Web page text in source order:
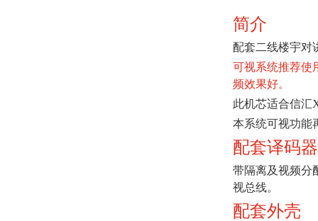
简介
配套二线楼宇对
可视系统推荐使
频效果好。
此机芯适合信汇
本系统可视功能
配套译码器
带隔离及视频分
视总线。
配套外壳